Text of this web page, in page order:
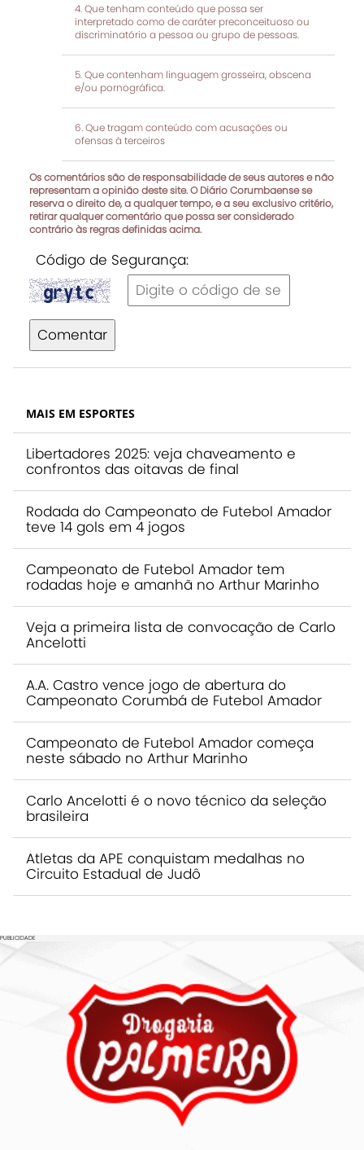
Que tenham conteúdo que possa ser
interpretado como de caráter preconceituoso ou
discriminatório a pessoa ou grupo de pessoas.
Que contenham linguagem grosseira, obscena
e/ou pornográfica.
Que tragam conteúdo com acusações ou
ofensas à terceiros
Os comentários são de responsabilidade de seus autores e não
representam a opinião deste site. O Diário Corumbaense se
reserva o direito de, a qualquer tempo, e a seu exclusivo critério,
retirar qualquer comentário que possa ser considerado
contrário às regras definidas acima.
Código de Segurança:
Comentar
MAIS EM ESPORTES
Libertadores 2025: veja chaveamento e
confrontos das oitavas de final
Rodada do Campeonato de Futebol Amador
teve 14 gols em 4 jogos
Campeonato de Futebol Amador tem
rodadas hoje e amanhã no Arthur Marinho
Veja a primeira lista de convocação de Carlo
Ancelotti
A.A. Castro vence jogo de abertura do
Campeonato Corumbá de Futebol Amador
Campeonato de Futebol Amador começa
neste sábado no Arthur Marinho
Carlo Ancelotti é o novo técnico da seleção
brasileira
Atletas da APE conquistam medalhas no
Circuito Estadual de Judô
PUBLICIDADE